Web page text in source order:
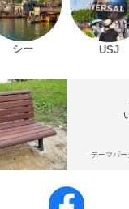
シー USJ
テーマパー